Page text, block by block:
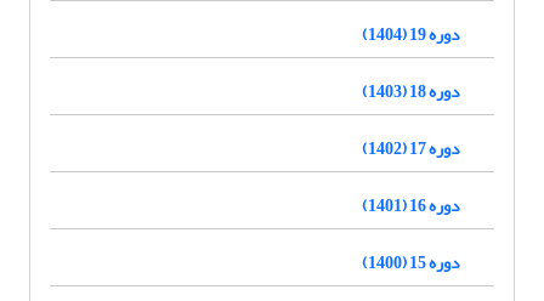
دوره 19 (1404)
دوره 18 (1403)
دوره 17 (1402)
دوره 16 (1401)
دوره 15 (1400)